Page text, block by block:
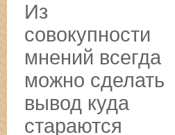
Из
совокупности
мнений всегда
можно сделать
вывод куда
стараются